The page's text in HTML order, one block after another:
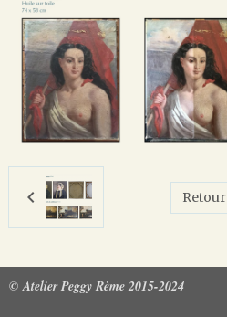
Retour
© Atelier Peggy Rème 2015-2024